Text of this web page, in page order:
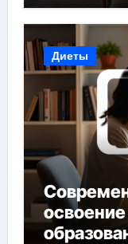
Диеты